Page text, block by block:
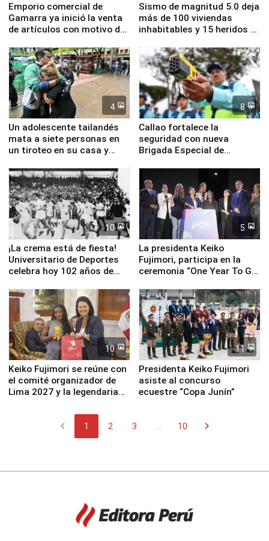
Emporio comercial de
Gamarra ya inició la venta
de artículos con motivo de
Sismo de magnitud 5.0 deja
más de 100 viviendas
inhabitables y 15 heridos en
4
Un adolescente tailandés
mata a siete personas en
un tiroteo en su casa y
8
Callao fortalece la
seguridad con nueva
Brigada Especial de
equipamiento para
Serenazgo
10
¡La crema está de fiesta!
Universitario de Deportes
celebra hoy 102 años de
5
La presidenta Keiko
Fujimori, participa en la
ceremonia “One Year To Go
10
Keiko Fujimori se reúne con
el comité organizador de
Lima 2027 y la legendaria
11
Presidenta Keiko Fujimori
asiste al concurso
ecuestre “Copa Junín”
chevron_left 1 2 3 10 chevron_right